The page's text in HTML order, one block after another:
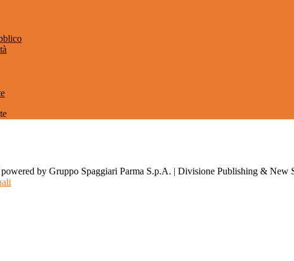
by Gruppo Spaggiari Parma S.p.A. | Divisione Publishing & New